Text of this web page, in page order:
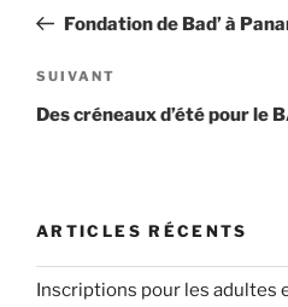
l’article
précédent
Fondation de Bad’ à
Article
suivant
SUIVANT
Des créneaux d’été pour le
ARTICLES RÉCENTS
Inscriptions pour les adultes